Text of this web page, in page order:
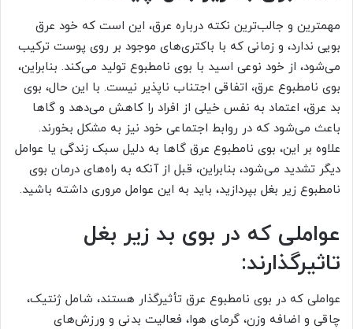
مهمترین و جالب‌ترین نکته درباره عرق، این است که خود عرق
بویی ندارد، و زمانی که با باکتری‌های موجود بر روی پوست ترکیب
می‌شود، از خود نوعی اسید با بوی نامطبوع تولید می‌کند. بنابراین،
بوی نامطبوع عرق، اتفاقی اجتناب ناپذیر نیست. با این حال، بوی
بد عرق، اعتماد به نفس خیلی از افراد را کاهش می‌دهد و گاها
باعث می‌شود که در روابط اجتماعی خود نیز به مشکل بخورند.
علاوه بر این، بوی نامطبوع عرق گاها به دلیل سبک زندگی یا عوامل
دیگر تشدید می‌شود، بنابراین، قبل از آنکه به راه‌های درمان بوی
نامطبوع زیر بغل بپردازید، باید به این عوامل مروری داشته باشید.
عواملی که در بوی بد زیر بغل
تاثیرگذارند:
عواملی که در بوی نامطبوع عرق تأثیرگذار هستند، شامل ژنتیک،
چاقی و اضافه وزن، گرمای هوا، فعالیت بدنی و ورزش‌های